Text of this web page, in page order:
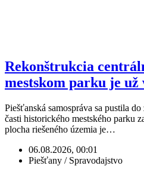
Rekonštrukcia
mestskom parku je už
Piešťanská samospráva sa pustila
časti historického mestského parku
plocha riešeného územia je…
06.08.2026, 00:01
Piešťany / Spravodajstvo